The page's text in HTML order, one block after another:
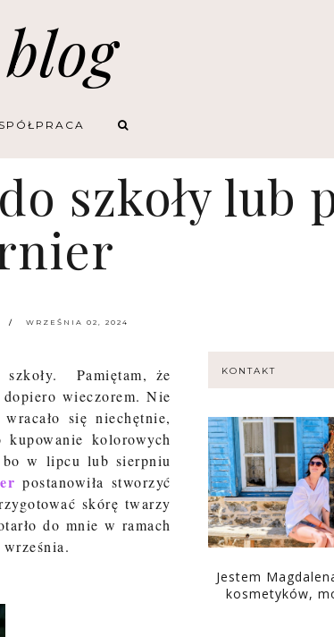
szkoły lub
WRZEŚNIA 02, 2024
Pamiętam, że
wieczorem. Nie
się niechętnie,
kolorowych
bo w lipcu lub sierpniu
postanowiła stworzyć
skórę twarzy
do mnie w ramach
KONTAKT
Jestem
kosmetyków,